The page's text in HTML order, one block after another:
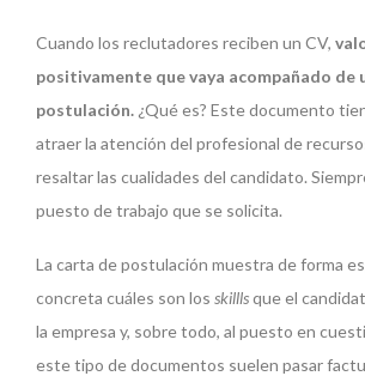
Cuando los reclutadores reciben un CV,
positivamente que vaya acompañado de
postulación. ¿Qué es? Este documento
atraer la atención del profesional de
resaltar las cualidades del candidato.
puesto de trabajo que se solicita.
La carta de postulación muestra de forma
concreta cuáles son los skilllsque el
la empresa y, sobre todo, al puesto en
este tipo de documentos suelen pasar